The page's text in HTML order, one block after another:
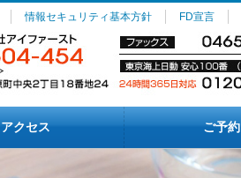
情報セキュリティ基本方針 FD宣言
アクセス ご予約